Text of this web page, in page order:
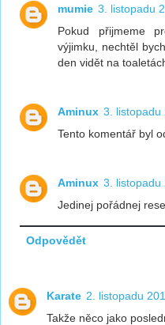
mumie 3. listopadu
Pokud přijmeme
výjimku, nechtěl
den vidět na
Aminux 3. listopadu
Tento komentář byl
Aminux 3. listopadu
Jedinej pořádnej
Odpovědět
Karate 2. listopadu
Takže něco jako